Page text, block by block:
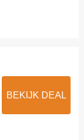
BEKIJK DEAL